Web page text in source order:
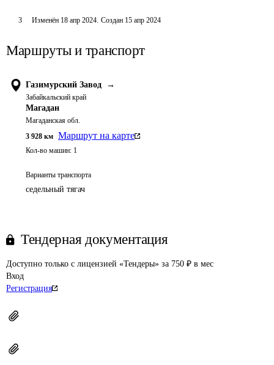
3 Изменён 18 апр 2024. Создан 15 апр 2024
Маршруты и транспорт
Газимурский Завод →
Забайкальский край
Магадан
Магаданская обл.
3 928 км Маршрут на карте
Кол-во машин: 1
Варианты транспорта
седельный тягач
Тендерная документация
Доступно только с лицензией «Тендеры» за 750 ₽ в мес
Вход
Регистрация